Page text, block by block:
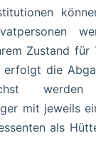
Zustand für
erfolgt die
mit jeweils
als